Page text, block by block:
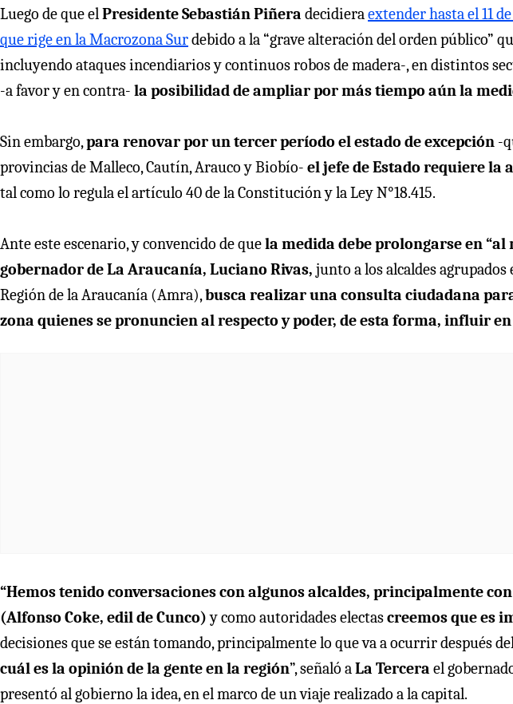
Luego de que elPresidente Sebastián Piñera decidieraextender hasta el 11
que rige en la Macrozona Surdebido a la “grave alteración del orden público”
incluyendo ataques incendiarios y continuos robos de madera-, en distintos
-a favor y en contra- la posibilidad de ampliar por más tiempo aún la
Sin embargo,para renovar por un tercer período el estado de excepción -
provincias de Malleco, Cautín, Arauco y Biobío- el jefe de Estado requiere la
tal como lo regula el artículo 40 de la Constitución y la Ley N°18.415.
Ante este escenario, y convencido de quela medida debe prolongarse en “al
gobernador de La Araucanía, Luciano Rivas, junto a los alcaldes
Región de la Araucanía (Amra),busca realizar una consulta ciudadana
zona quienes se pronuncien al respecto y poder, de esta forma, influir
“Hemos tenido conversaciones con algunos alcaldes, principalmente
(Alfonso Coke, edil de Cunco)y como autoridades electascreemos que es
decisiones que se están tomando, principalmente lo que va a ocurrir después
cuál es la opinión de la gente en la región”, señaló aLa Tercera el
presentó al gobierno la idea, en el marco de un viaje realizado a la capital.